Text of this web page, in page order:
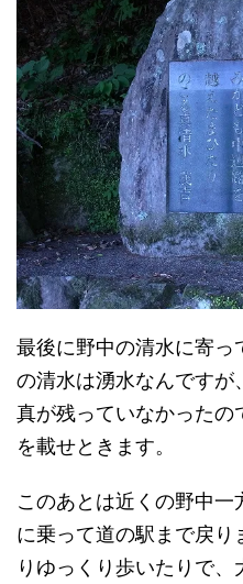
最後に野中の清水に寄っ
の清水は湧水なんですが
真が残っていなかった
を載せときます。
このあとは近くの野中一
に乗って道の駅まで戻り
りゆっくり歩いたりで